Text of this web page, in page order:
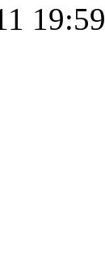
19:59